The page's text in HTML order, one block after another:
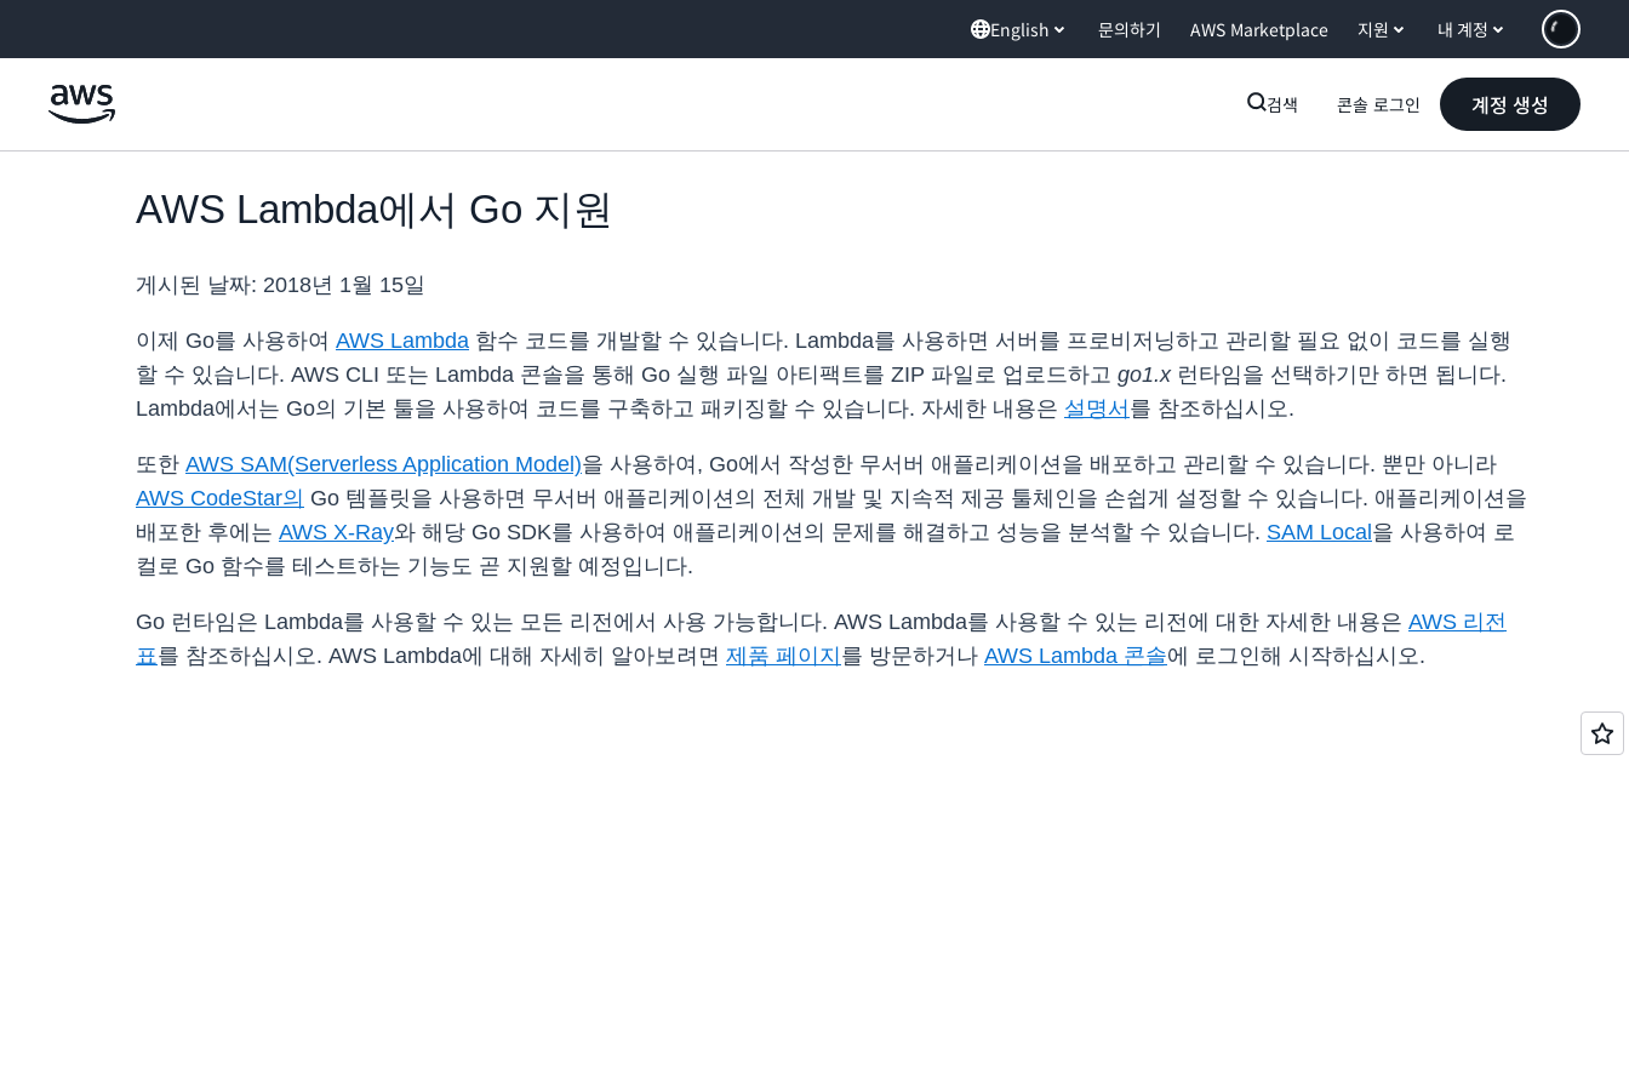
English 문의하기 AWS Marketplace 지원 내 계정
검색 콘솔 로그인 계정 생성
AWS Lambda에서 Go 지원
게시된 날짜: 2018년 1월 15일
이제 Go를 사용하여 AWS Lambda 함수 코드를 개발할 수 있습니다. Lambda를 사용하면 서버를 프로비저닝하고 관리할 필요 없이 코드를 실행
할 수 있습니다. AWS CLI 또는 Lambda 콘솔을 통해 Go 실행 파일 아티팩트를 ZIP 파일로 업로드하고 go1.x런타임을 선택하기만 하면 됩니다.
Lambda에서는 Go의 기본 툴을 사용하여 코드를 구축하고 패키징할 수 있습니다. 자세한 내용은 설명서 를 참조하십시오.
또한 AWS SAM(Serverless Application Model)을 사용하여, Go에서 작성한 무서버 애플리케이션을 배포하고 관리할 수 있습니다. 뿐만 아니라
AWS CodeStar의 Go 템플릿을 사용하면 무서버 애플리케이션의 전체 개발 및 지속적 제공 툴체인을 손쉽게 설정할 수 있습니다. 애플리케이션을
배포한 후에는 AWS X-Ray와 해당 Go SDK를 사용하여 애플리케이션의 문제를 해결하고 성능을 분석할 수 있습니다. SAM Local 을 사용하여 로
컬로 Go 함수를 테스트하는 기능도 곧 지원할 예정입니다.
Go 런타임은 Lambda를 사용할 수 있는 모든 리전에서 사용 가능합니다. AWS Lambda를 사용할 수 있는 리전에 대한 자세한 내용은 AWS 리전
표를 참조하십시오. AWS Lambda에 대해 자세히 알아보려면 제품 페이지 를 방문하거나 AWS Lambda 콘솔에 로그인해 시작하십시오.